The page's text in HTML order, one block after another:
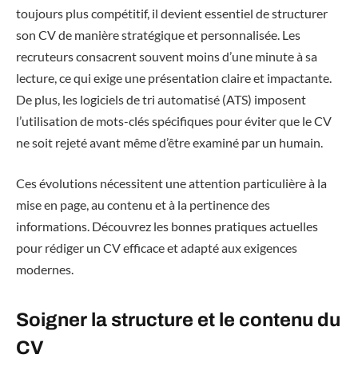
toujours plus compétitif, il devient essentiel de structurer
son CV de manière stratégique et personnalisée. Les
recruteurs consacrent souvent moins d’une minute à sa
lecture, ce qui exige une présentation claire et impactante.
De plus, les logiciels de tri automatisé (ATS) imposent
l’utilisation de mots-clés spécifiques pour éviter que le CV
ne soit rejeté avant même d’être examiné par un humain.
Ces évolutions nécessitent une attention particulière à la
mise en page, au contenu et à la pertinence des
informations. Découvrez les bonnes pratiques actuelles
pour rédiger un CV efficace et adapté aux exigences
modernes.
Soigner la structure et le contenu du
CV